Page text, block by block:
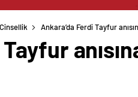
Ankara’da Ferdi Tayfur